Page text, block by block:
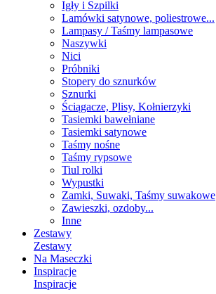
Igły i Szpilki
Lamówki satynowe, poliestrowe...
Lampasy / Taśmy lampasowe
Naszywki
Nici
Próbniki
Stopery do sznurków
Sznurki
Ściągacze, Plisy, Kołnierzyki
Tasiemki bawełniane
Tasiemki satynowe
Taśmy nośne
Taśmy rypsowe
Tiul rolki
Wypustki
Zamki, Suwaki, Taśmy suwakowe
Zawieszki, ozdoby...
Inne
Zestawy
Zestawy
Na Maseczki
Inspiracje
Inspiracje